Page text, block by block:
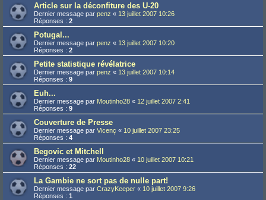
Article sur la déconfiture des U-20
Dernier message par penz « 13 juillet 2007 10:26
Réponses : 2
Potugal...
Dernier message par penz « 13 juillet 2007 10:20
Réponses : 2
Petite statistique révélatrice
Dernier message par penz « 13 juillet 2007 10:14
Réponses : 9
Euh...
Dernier message par Moutinho28 « 12 juillet 2007 2:41
Réponses : 9
Couverture de Presse
Dernier message par Vicenç « 10 juillet 2007 23:25
Réponses : 4
Begovic et Mitchell
Dernier message par Moutinho28 « 10 juillet 2007 10:21
Réponses : 22
La Gambie ne sort pas de nulle part!
Dernier message par CrazyKeeper « 10 juillet 2007 9:26
Réponses : 1